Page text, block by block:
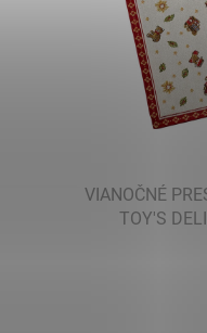
VIANOČNÉ
TOY'S